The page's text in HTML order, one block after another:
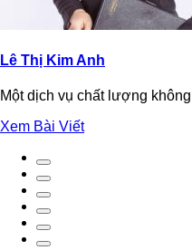
Lê Thị Kim Anh
Một dịch vụ chất lượng
Xem Bài Viết